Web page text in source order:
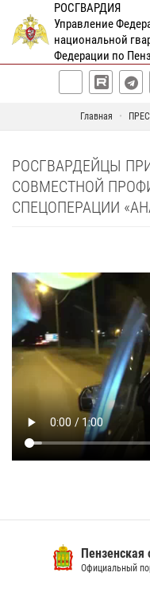
РОСГВАРДИЯ
Управление
национальной
Федерации по
Главная
РОСГВАРДЕЙЦЫ
СОВМЕСТНОЙ
СПЕЦОПЕРАЦИИ
Пензенская
Официальный портал